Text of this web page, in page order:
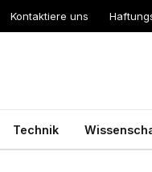
Kontaktiere uns
Technik